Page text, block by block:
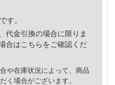
す。
代金引換の場合に限りま
合はこちら をご確認くだ
や在庫状況によって、商品
く場合がございます。